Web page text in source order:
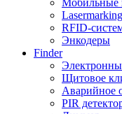
Мобильные
Lasermarking
RFID-
Энкодеры
Finder
Щитовое
Аварийное
PIR